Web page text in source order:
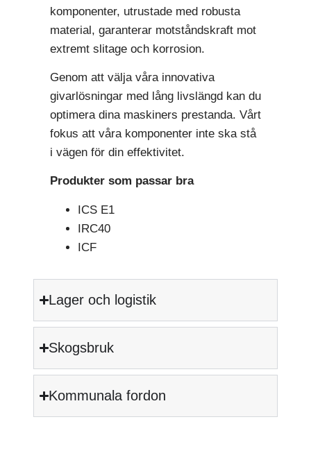
komponenter, utrustade med robusta
material, garanterar motståndskraft mot
extremt slitage och korrosion.
Genom att välja våra innovativa
givarlösningar med lång livslängd kan du
optimera dina maskiners prestanda. Vårt
fokus att våra komponenter inte ska stå
i vägen för din effektivitet.
Produkter som passar bra
ICS E1
IRC40
ICF
Lager och logistik
Skogsbruk
Kommunala fordon